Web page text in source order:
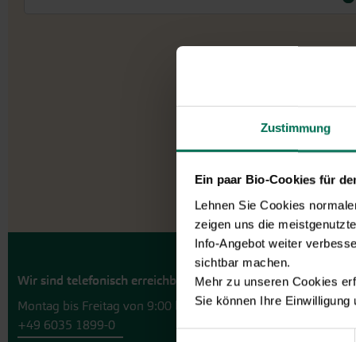
Zustimmung
Ein paar Bio-Cookies für
Lehnen Sie Cookies
zeigen uns die
Info-Angebot weiter
sichtbar machen.
Mehr zu unseren Cookies
Sie können Ihre
Wir sind telefonisch erreichbar:
Montag bis Freitag von 9:00 bis 13:30 Uhr
+49 6035 1899-0